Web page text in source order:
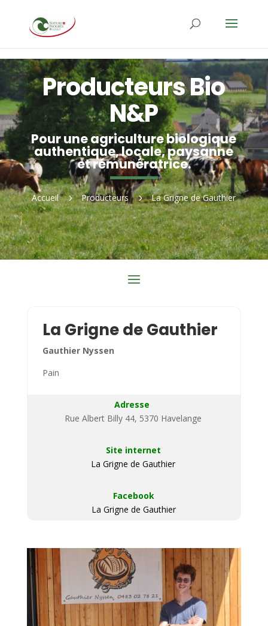
Producteurs Bio
N&P
Pour une agriculture biologique
authentique, locale, paysanne
et rémunératrice.
Accueil 5 Producteurs 5 La Grigne de Gauthier
La Grigne de Gauthier
Gauthier Nyssen
Pain
Adresse
Rue Albert Billy 44, 5370 Havelange
Site internet
La Grigne de Gauthier
Facebook
La Grigne de Gauthier